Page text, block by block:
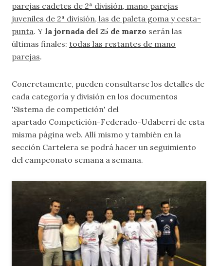
parejas cadetes de 2ª división, mano parejas
juveniles de 2ª división, las de paleta goma y cesta-
punta. Y la jornada del 25 de marzo serán las
últimas finales: todas las restantes de mano
parejas.
Concretamente, pueden consultarse los detalles de
cada categoría y división en los documentos
'Sistema de competición' del
apartado Competición-Federado-Udaberri de esta
misma página web. Allí mismo y también en la
sección Cartelera se podrá hacer un seguimiento
del campeonato semana a semana.